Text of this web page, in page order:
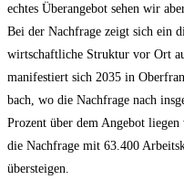
ech­tes Über­an­ge­bot sehen wir
Bei der Nach­fra­ge zeigt sich ein
wirt­schaft­li­che Struk­tur vor Ort
mani­fes­tiert sich 2035 in
bach, wo die Nach­fra­ge nach
Pro­zent über dem Ange­bot
die Nach­fra­ge mit 63.400
übersteigen.